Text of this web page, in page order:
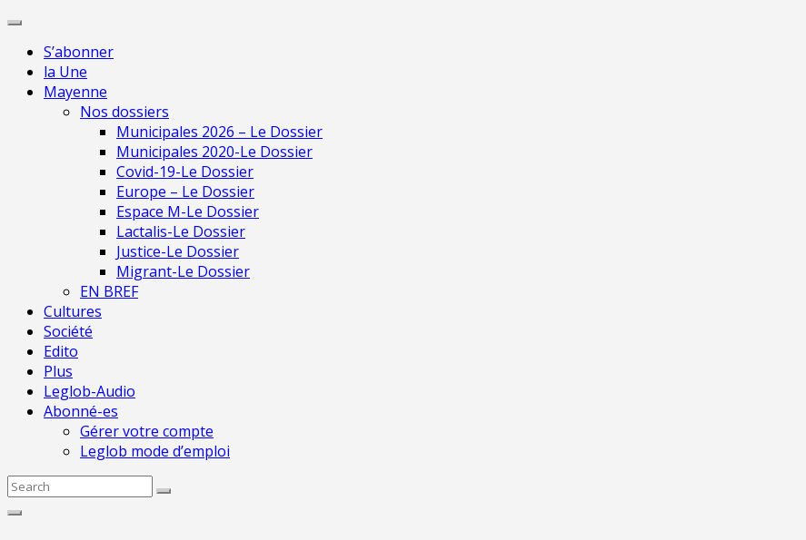
Skip
contentS’abonner
la Une
Mayenne
Nos dossiers
Municipales 2026 – Le Dossier
Municipales 2020-Le Dossier
Covid-19-Le Dossier
Europe – Le Dossier
Espace M-Le Dossier
Lactalis-Le Dossier
Justice-Le Dossier
Migrant-Le Dossier
EN BREF
Cultures
Société
Edito
Plus
Leglob-Audio
Abonné-es
Gérer votre compte
Leglob mode d’emploi
Search